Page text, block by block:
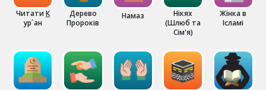
ЧитатиК
ур`ан
Дерево
Пророків
Намаз
Нікях
(Шлюб та
Сім'я)
Жінка в
Ісламі